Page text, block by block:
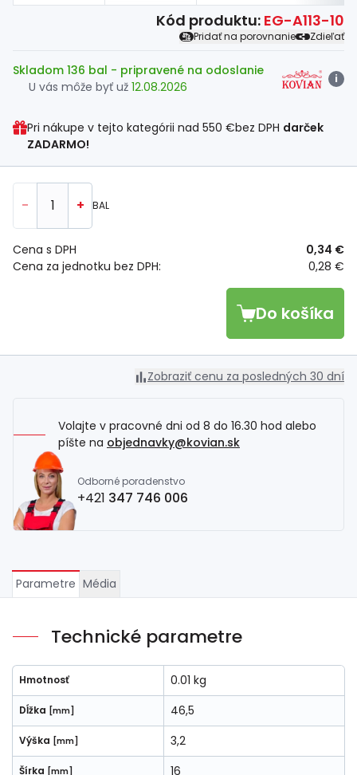
Kód produktu: EG-A113-10
Pridať na porovnanie Zdieľať
Skladom 136 bal - pripravené na odoslanie
U vás môže byť už 12.08.2026
i
Pri nákupe v tejto kategórii nad 550 €bez DPH darček
ZADARMO!
- + BAL
Cena za jednotku bez DPH: 0,28 €
Cena s DPH 0,34 €
Do košíka
Zobraziť cenu za posledných 30 dní
Volajte v pracovné dni od 8 do 16.30 hod alebo
píšte na objednavky@kovian.sk
Odborné poradenstvo
+421 347 746 006
Parametre Média
Technické parametre
Hmotnosť 0.01 kg
Dĺžka [mm] 46,5
Výška [mm] 3,2
Šírka [mm] 16